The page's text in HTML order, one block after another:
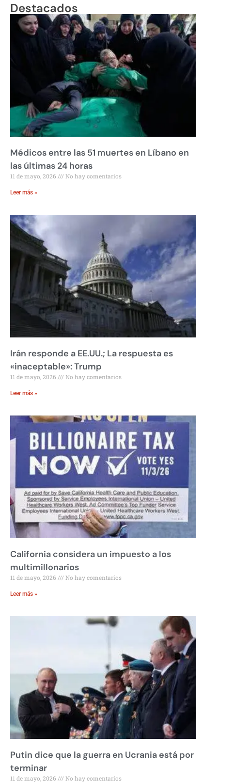
Destacados
Médicos entre las 51 muertes en Líbano en
las últimas 24 horas
11 de mayo, 2026 No hay comentarios
Leer más »
Irán responde a EE.UU.; La respuesta es
«inaceptable»: Trump
11 de mayo, 2026 No hay comentarios
Leer más »
California considera un impuesto a los
multimillonarios
11 de mayo, 2026 No hay comentarios
Leer más »
Putin dice que la guerra en Ucrania está por
terminar
11 de mayo, 2026 No hay comentarios